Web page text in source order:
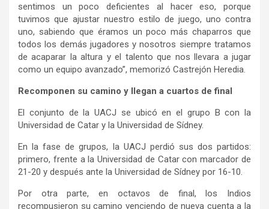
sentimos un poco deficientes al hacer eso, porque
tuvimos que ajustar nuestro estilo de juego, uno contra
uno, sabiendo que éramos un poco más chaparros que
todos los demás jugadores y nosotros siempre tratamos
de acaparar la altura y el talento que nos llevara a jugar
como un equipo avanzado”, memorizó Castrejón Heredia.
Recomponen su camino y llegan a cuartos de final
El conjunto de la UACJ se ubicó en el grupo B con la
Universidad de Catar y la Universidad de Sídney.
En la fase de grupos, la UACJ perdió sus dos partidos:
primero, frente a la Universidad de Catar con marcador de
21-20 y después ante la Universidad de Sídney por 16-10.
Por otra parte, en octavos de final, los Indios
recompusieron su camino venciendo de nueva cuenta a la